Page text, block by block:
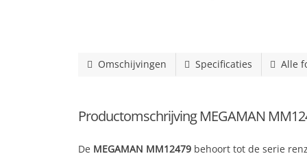
Omschijvingen Specificaties Alle
Productomschrijving MEGAMAN
De MEGAMAN MM12479 behoort tot de serie